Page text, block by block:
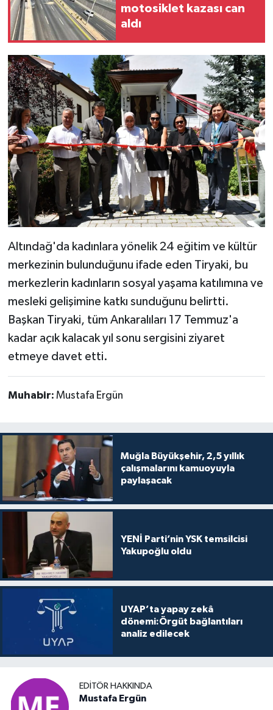
motosiklet kazası can
aldı
Altındağ'da kadınlara yönelik 24 eğitim ve kültür
merkezinin bulunduğunu ifade eden Tiryaki, bu
merkezlerin kadınların sosyal yaşama katılımına ve
mesleki gelişimine katkı sunduğunu belirtti.
Başkan Tiryaki, tüm Ankaralıları 17 Temmuz'a
kadar açık kalacak yıl sonu sergisini ziyaret
etmeye davet etti.
Muhabir: Mustafa Ergün
Muğla Büyükşehir, 2,5 yıllık
çalışmalarını kamuoyuyla
paylaşacak
YENİ Parti’nin YSK temsilcisi
Yakupoğlu oldu
UYAP’ta yapay zekâ
dönemi:Örgüt bağlantıları
analiz edilecek
EDITÖR HAKKINDA
Mustafa Ergün